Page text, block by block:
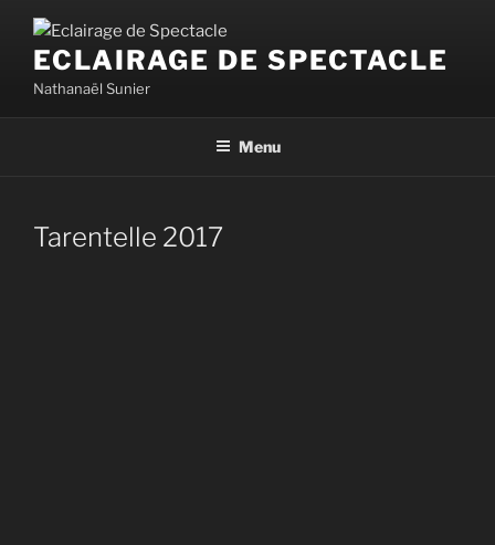
contenu
principal
ECLAIRAGE DE SPECTACLE
Nathanaël Sunier
Menu
Tarentelle 2017